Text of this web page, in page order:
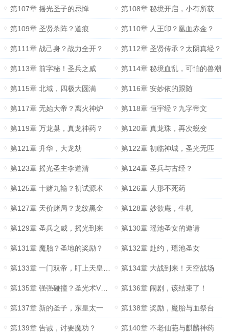
第107章 摇光圣子的忌惮 第108章 秘境开启，小有所获
第109章 圣贤杀阵？道痕 第110章 人王印？凰血赤金？
第111章 战己身？战力全开？ 第112章 圣贤传承？太阴真经？
第113章 前字秘！圣兵之威 第114章 秘境血乱，可怕的兽潮
第115章 北域，四极大圆满 第116章 安妙依的跟随
第117章 无始大帝？离火神炉 第118章 恒宇经？九字帝文
第119章 万龙巢，真龙神药？ 第120章 真龙珠，再次蜕变
第121章 升华，大龙劫 第122章 初临神城，圣光无匹
第123章 摇光圣主李道清 第124章 圣兵与古经？
第125章 十赌九输？初试源术 第126章 人形不死药
第127章 天价赌局？龙纹黑金 第128章 妙欲庵，生机
第129章 圣兵之威，摇光到来 第130章 瑶池圣女的邀请
第131章 魔胎？圣地的奖励？ 第132章 赴约，瑶池圣女
第133章 一门双帝，盯上天皇子？ 第134章 大战到来！天空战场
第135章 强强碰撞？圣光术VS人王印 第136章 闹剧，该结束了！
第137章 新的圣子，东皇太一 第138章 奖励，魔胎与血祭台
第139章 告诫，讨要魔功？ 第140章 不老仙葩与麒麟神药